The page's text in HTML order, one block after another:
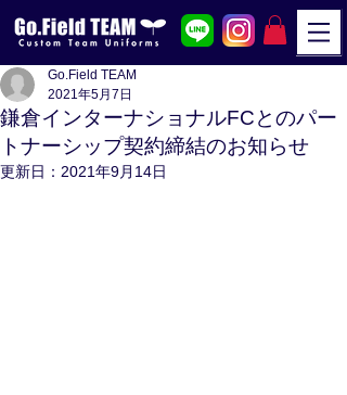
鎌倉インターナショナルFCとのパー
トナーシップ契約締結のお知らせ
Go.Field TEAM
2021年5月7日
更新日： 2021年9月14日